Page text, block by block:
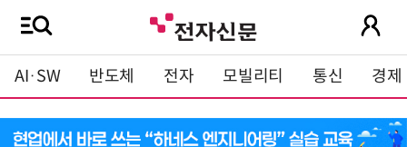
AI·SW 반도체 전자 모빌리티 통신 경제